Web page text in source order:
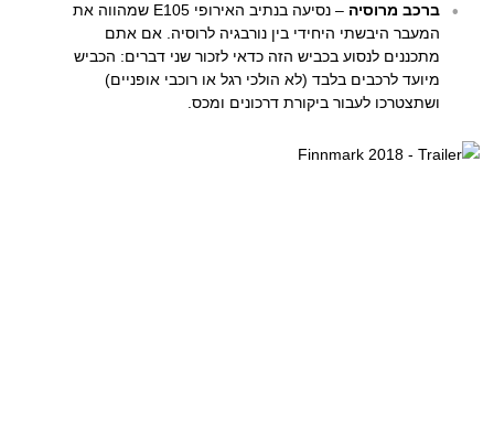
ברכב מרוסיה
– נסיעה בנתיב האירופי E105 שמהווה את
המעבר היבשתי היחידי בין נורבגיה לרוסיה. אם אתם
מתכננים לנסוע בכביש הזה כדאי לזכור שני דברים: הכביש
מיועד לרכבים בלבד (לא הולכי רגל או רוכבי אופניים)
ושתצטרכו לעבור ביקורת דרכונים ומכס.